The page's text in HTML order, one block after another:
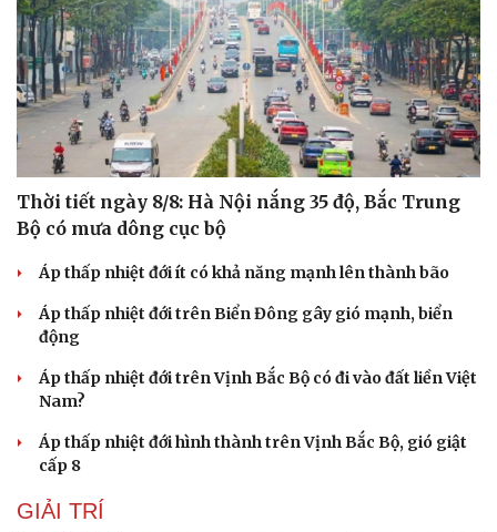
Thời tiết ngày 8/8: Hà Nội nắng 35 độ, Bắc Trung
Bộ có mưa dông cục bộ
Áp thấp nhiệt đới ít có khả năng mạnh lên thành bão
Áp thấp nhiệt đới trên Biển Đông gây gió mạnh, biển
động
Áp thấp nhiệt đới trên Vịnh Bắc Bộ có đi vào đất liền Việt
Nam?
Áp thấp nhiệt đới hình thành trên Vịnh Bắc Bộ, gió giật
cấp 8
GIẢI TRÍ